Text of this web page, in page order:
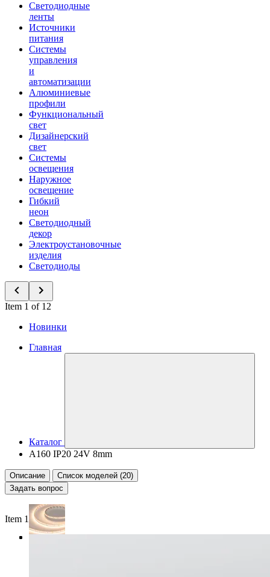
Светодиодные
ленты
Источники
питания
Системы
управления
и
автоматизации
Алюминиевые
профили
Функциональный
свет
Дизайнерский
свет
Системы
освещения
Наружное
освещение
Гибкий
неон
Светодиодный
декор
Электроустановочные
изделия
Светодиоды
Item 1 of 12
Новинки
Главная
Каталог
A160 IP20 24V 8mm
Описание
Список моделей (20)
Задать вопрос
Item 1 of 4